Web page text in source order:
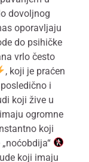
dovoljnog
oporavljaju
do psihičke
vrlo često
, koji je praćen
posledično i
koji žive u
ogromne
koji
koji imaju